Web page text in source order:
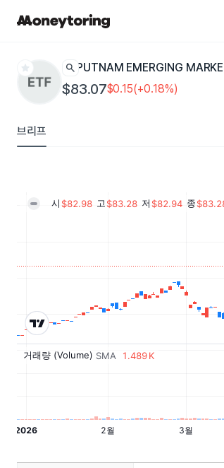
star search PUTNAM EMERGING
$83.07$0.15(+0.18%)
브리프